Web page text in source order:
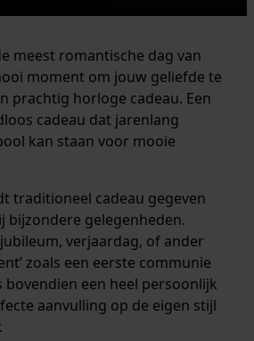
meest romantische dag van
moment om jouw geliefde te
prachtig horloge cadeau. Een
cadeau dat jarenlang
kan staan voor mooie
traditioneel cadeau gegeven
bijzondere gelegenheden.
verjaardag, of ander
zoals een eerste communie
bovendien een heel persoonlijk
aanvulling op de eigen stijl